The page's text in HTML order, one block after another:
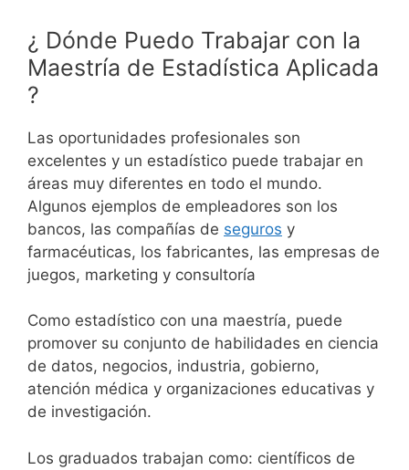
¿ Dónde Puedo Trabajar con la
Maestría de Estadística Aplicada
?
Las oportunidades profesionales son
excelentes y un estadístico puede trabajar en
áreas muy diferentes en todo el mundo.
Algunos ejemplos de empleadores son los
bancos, las compañías de seguros y
farmacéuticas, los fabricantes, las empresas de
juegos, marketing y consultoría
Como estadístico con una maestría, puede
promover su conjunto de habilidades en ciencia
de datos, negocios, industria, gobierno,
atención médica y organizaciones educativas y
de investigación.
Los graduados trabajan como: científicos de